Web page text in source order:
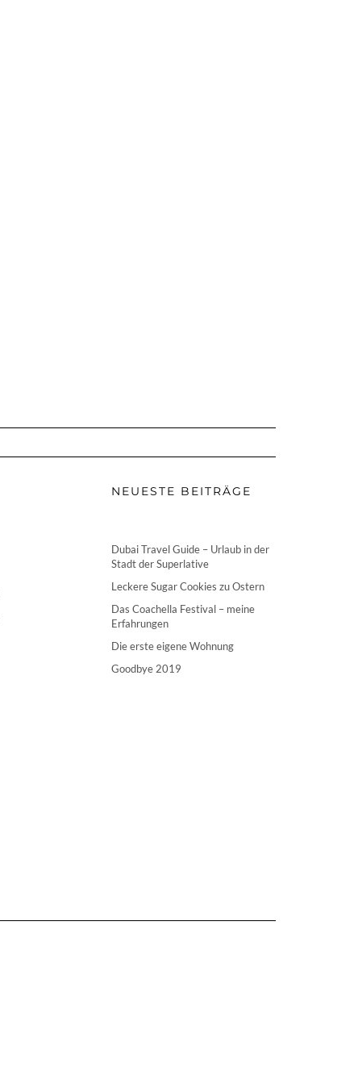
NEUESTE BEITRÄGE
Dubai Travel Guide – Urlaub in der
Stadt der Superlative
Leckere Sugar Cookies zu Ostern
Das Coachella Festival – meine
Erfahrungen
Die erste eigene Wohnung
Goodbye 2019